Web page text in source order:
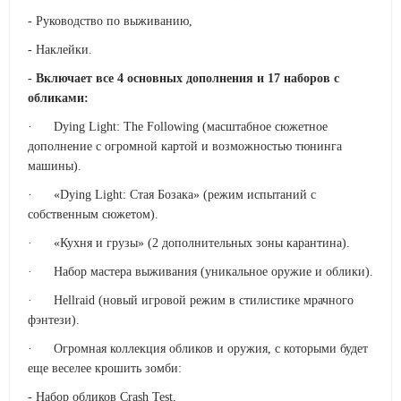
- Руководство по выживанию,
- Наклейки.
- Включает все 4 основных дополнения и 17 наборов с
обликами:
· Dying Light: The Following (масштабное сюжетное
дополнение с огромной картой и возможностью тюнинга
машины).
· «Dying Light: Стая Бозака» (режим испытаний с
собственным сюжетом).
· «Кухня и грузы» (2 дополнительных зоны карантина).
· Набор мастера выживания (уникальное оружие и облики).
· Hellraid (новый игровой режим в стилистике мрачного
фэнтези).
· Огромная коллекция обликов и оружия, с которыми будет
еще веселее крошить зомби:
- Набор обликов Crash Test,